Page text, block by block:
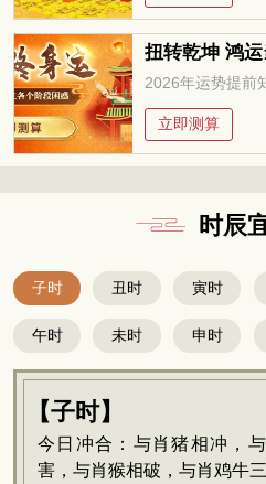
扭转乾坤 鸿
2026年运势提前
立即测算
时辰
子时 丑时 寅时
午时 未时 申时
【子时】
今日冲合：与肖猪相冲，
害，与肖猴相破，与肖鸡牛